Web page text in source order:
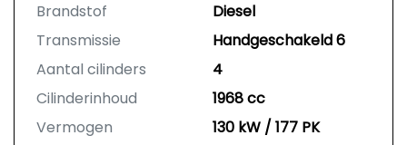
Brandstof
Diesel
Transmissie
Handgeschakeld 6
Aantal cilinders
4
Cilinderinhoud
1968 cc
Vermogen
130 kW / 177 PK